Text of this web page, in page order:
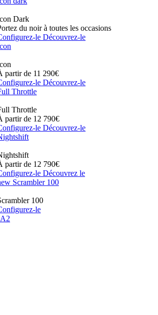
Dark
du noir à toutes les occasions
le Découvrez-le
partir de 11 290€
le Découvrez-le
Throttle
Throttle
partir de 12 790€
le Découvrez-le
partir de 12 790€
le Découvrez le
Scrambler 100
100
le